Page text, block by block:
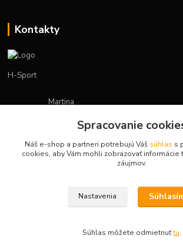
Kontakty
H-Sport
Martina
(Po-Pia, 7-15 hod.)
obchod.hsport@gmail.com
Vytvorené na Eshop-
Spracovanie
Náš e-shop a partneri potrebujú Váš súhlas s
cookies, aby Vám mohli zobrazovať informácie
záujmov.
Nastavenia
Súhlas môžete odmietnuťtu.